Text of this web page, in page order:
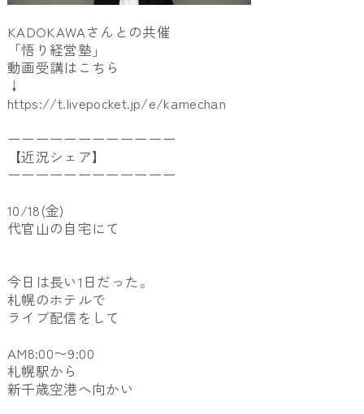
KADOKAWAさんとの共催
「悟り経営塾」
動画受講はこちら
↓
https://t.livepocket.jp/e/kamechan
ーーーーーーーーーーーー
【近況シェア】
ーーーーーーーーーーーー
10/18(金)
代官山の自宅にて
今日は長い1日だった。
札幌のホテルで
ライブ配信をして
AM8:00〜9:00
札幌駅から
新千歳空港へ向かい